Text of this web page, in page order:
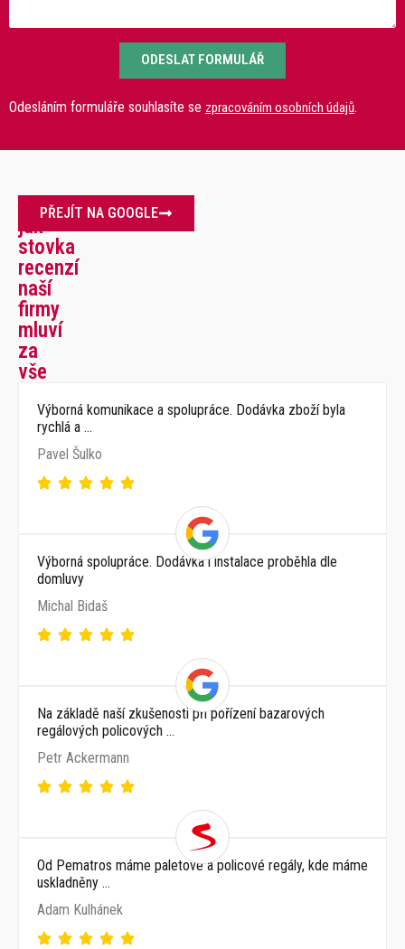
ODESLAT FORMULÁŘ
Odesláním formuláře souhlasíte se zpracováním osobních údajů.
Více
jak
stovka
recenzí
naší
firmy
mluví
za
vše
PŘEJÍT NA GOOGLE
Výborná komunikace a spolupráce. Dodávka zboží byla
rychlá a …
Pavel Šulko
Výborná spolupráce. Dodávka i instalace proběhla dle
domluvy
Michal Bidaš
Na základě naší zkušenosti při pořízení bazarových
regálových policových …
Petr Ackermann
Od Pematros máme paletové a policové regály, kde máme
uskladněny …
Adam Kulhánek